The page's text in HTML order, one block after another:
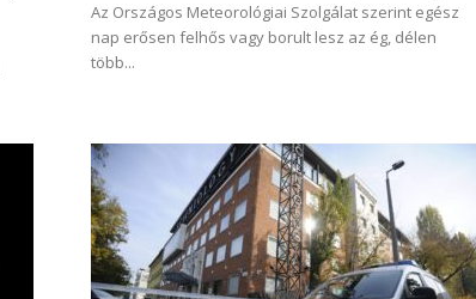
Az Országos Meteorológiai Szolgálat szerint egész
nap erősen felhős vagy borult lesz az ég, délen
több...